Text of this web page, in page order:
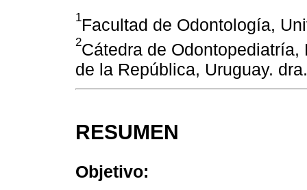
1Facultad de Odontología,
2Cátedra de
de la República, Uruguay.
RESUMEN
Objetivo: